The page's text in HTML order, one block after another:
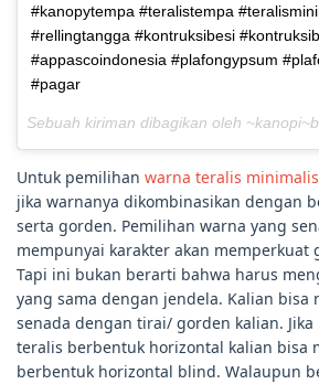
#kanopytempa #teralistempa
#rellingtangga #kontruksibesi
#appascoindonesia #plafongypsum
#pagar
Untuk pemilihan warna teralis minimalis
jika warnanya dikombinasikan dengan
serta gorden. Pemilihan warna yang
mempunyai karakter akan memperkuat
Tapi ini bukan berarti bahwa harus
yang sama dengan jendela. Kalian bisa
senada dengan tirai/ gorden kalian.
teralis berbentuk horizontal kalian bisa
berbentuk horizontal blind. Walaupun